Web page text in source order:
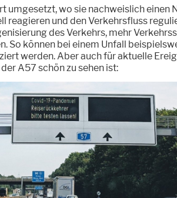
umgesetzt, wo sie nachweislich einen
reagieren und den Verkehrsfluss
des Verkehrs, mehr
So können bei einem Unfall
werden. Aber auch für aktuelle
A57 schön zu sehen ist: